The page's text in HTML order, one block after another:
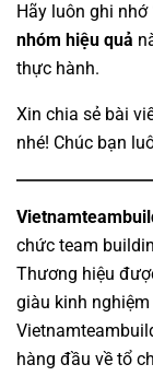
Hãy luôn ghi nhớ
nhóm hiệu quả
thực hành.
Xin chia sẻ bài
nhé! Chúc bạn
chức team
Thương hiệu
giàu kinh
hàng đầu về tổ